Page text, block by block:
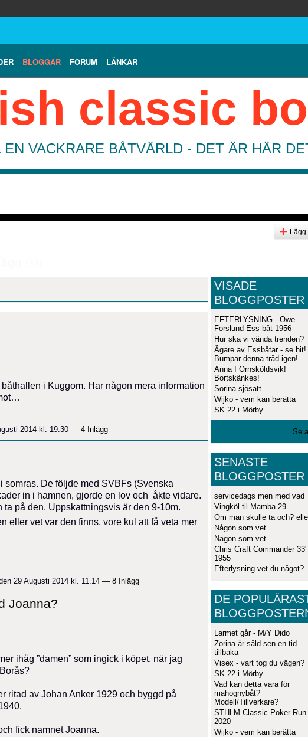
BLOGGAR FORUM LÄNKAR
classic
VACKRARE BÅTVÄRLD - DET ÄR HÄR
Lägg
i Kuggom. Har någon mera information
2014 kl. 19.30 — 4 Inlägg
somras. De följde med SVBFs (Svenska
in i hamnen, gjorde en lov och åkte vidare.
ta på den. Uppskattningsvis är den 9-10m.
eller vet var den finns, vore kul att få veta mer
29 Augusti 2014 kl. 11.14 — 8 Inlägg
Joanna?
ihåg ”damen” som ingick i köpet, när jag
ritad av Johan Anker 1929 och byggd på
fick namnet Joanna.
VISADE
BLOGGPOSTER
EFTERLYSNING - Owe
Forslund Ess-båt 1956
Hur ska vi vända trenden?
Ägare av Essbåtar - se hit!
Bumpar denna tråd igen!
Anna I Örnsköldsvik!
Bortskänkes!
Sorina sjösatt
Wijko - vem kan berätta
SK 22 i Mörby
Se
SENASTE
BLOGGPOSTER
servicedags men med vad
Vingköl til Mamba 29
Om man skulle ta och?
Någon som vet
Någon som vet
Chris Craft Commander 33'
1955
Efterlysning-vet du något?
DE
Larmet går - M/Y Dido
Zorina är såld sen en tid
tillbaka
Visex - vart tog du vägen?
SK 22 i Mörby
Vad kan detta vara för
mahognybåt?
Modell/Tillverkare?
STHLM Classic Poker Run
2020
Wijko - vem kan berätta